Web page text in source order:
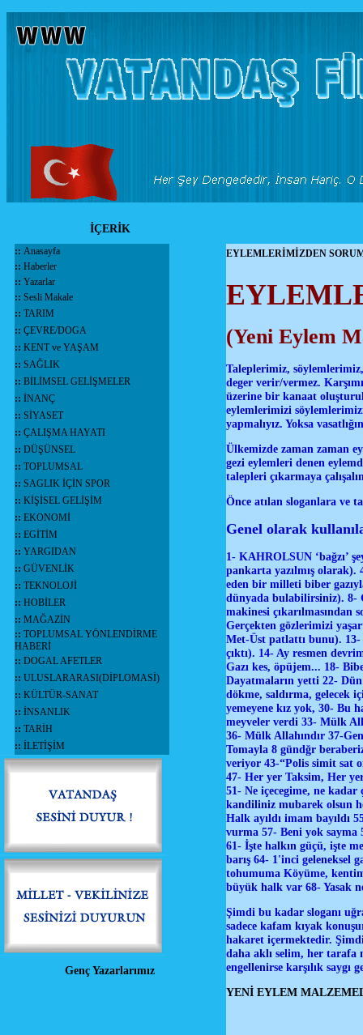
İÇERİK
:: Anasayfa
:: Haberler
:: Yazarlar
:: Sesli Makale
:: TARIM
:: ÇEVRE/DOGA
:: KENT ve YAŞAM
:: SAĞLIK
:: BİLİMSEL GELİŞMELER
:: İNANÇ
:: SİYASET
:: ÇALIŞMA HAYATI
:: DÜŞÜNSEL
:: TOPLUMSAL
:: SAGLIK İÇİN SPOR
:: KİŞİSEL GELİŞİM
:: EKONOMİ
:: EGİTİM
:: YARGIDAN
:: GÜVENLİK
:: TEKNOLOJİ
:: HOBİLER
:: MAĞAZİN
:: TOPLUMSAL YÖNLENDİRME
HABERİ
:: DOGAL AFETLER
:: ULUSLARARASI(DİPLOMASİ)
:: KÜLTÜR-SANAT
:: İNSANLIK
:: TARİH
:: İLETİŞİM
Genç Yazarlarımız
EYLEMLERİMİZDEN
(Yeni Eylem
Taleplerimiz,
deger verir/vermez.
üzerine bir kanaat
eylemlerimizi
yapmalıyız. Yoksa
Ülkemizde zaman zaman
gezi eylemleri denen
talepleri çıkarmaya
Önce atılan sloganlara ve
Genel olarak
1- KAHROLSUN ‘bağzı’
pankarta yazılmış
eden bir milleti biber
dünyada bulabilirsiniz). 8-
makinesi çıkarılmasından
Gerçekten gözlerimizi
Met-Üst patlattı bunu).
çıktı). 14- Ay resmen
Gazı kes, öpüjem... 18-
Dayatmaların yetti 22-
dökme, saldırma, gelecek
yemeyene kız yok, 30- Bu
meyveler verdi 33- Mülk
36- Mülk Allahındır 37-
Tomayla 8 gündğr
veriyor 43-“Polis simit sat
47- Her yer Taksim, Her
51- Ne içecegime, ne
kandiliniz mubarek olsun
Halk ayıldı imam bayıldı
vurma 57- Beni yok
61- İşte halkın güçü, işte
barış 64- 1'inci geleneksel
tohumuma Köyüme,
büyük halk var 68- Yasak
Şimdi bu kadar sloganı
sadece kafam kıyak
hakaret içermektedir.
daha aklı selim, her tarafa
engellenirse karşılık saygı
YENİ EYLEM